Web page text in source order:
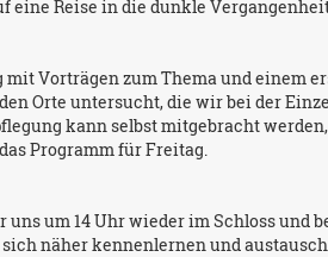
eine Reise in die dunkle
Vorträgen zum Thema und einem
Orte untersucht, die wir bei der
kann selbst mitgebracht
Programm für Freitag.
uns um 14 Uhr wieder im Schloss und
näher kennenlernen und